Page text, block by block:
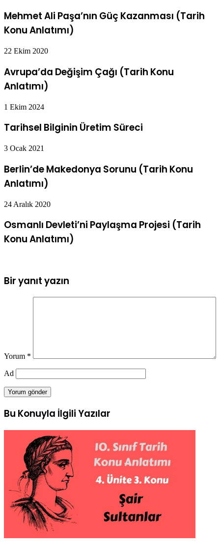
Mehmet Ali Paşa’nın Güç Kazanması (Tarih
Konu Anlatımı)
22 Ekim 2020
Avrupa’da Değişim Çağı (Tarih Konu
Anlatımı)
1 Ekim 2024
Tarihsel Bilginin Üretim Süreci
3 Ocak 2021
Berlin’de Makedonya Sorunu (Tarih Konu
Anlatımı)
24 Aralık 2020
Osmanlı Devleti’ni Paylaşma Projesi (Tarih
Konu Anlatımı)
Bir yanıt yazın
Yorum *
Ad
Bu Konuyla İlgili Yazılar